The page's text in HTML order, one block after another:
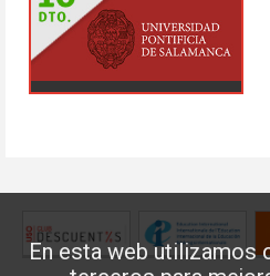
En esta web utilizamos